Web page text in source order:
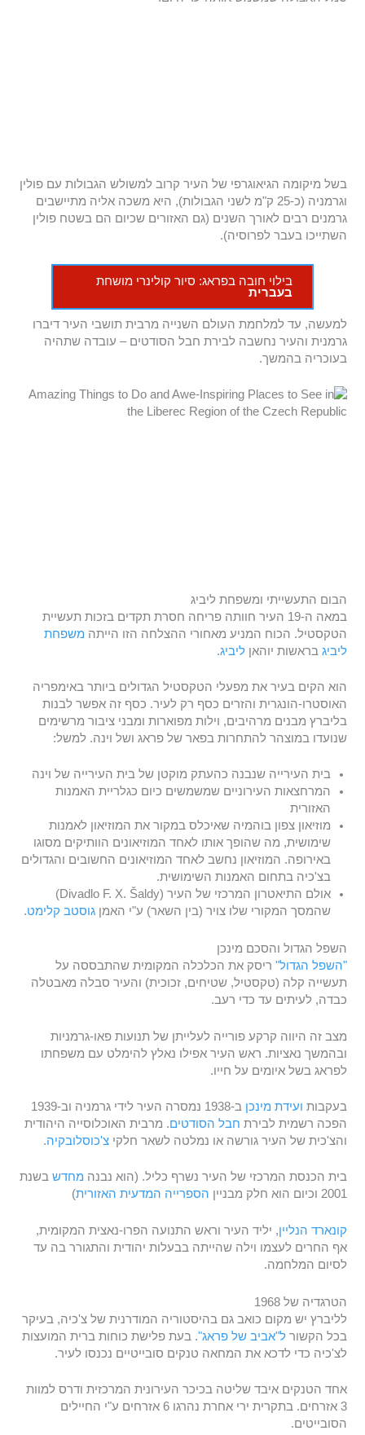
בשל מיקומה הגיאוגרפי של העיר קרוב למשולש הגבולות עם פולין
וגרמניה (כ-25 ק"מ לשני הגבולות), היא משכה אליה מתיישבים
גרמנים רבים לאורך השנים (גם האזורים שכיום הם בשטח פולין
השתייכו בעבר לפרוסיה).
בילוי חובה בפראג: סיור קולינרי מושחת
בעברית
למעשה, עד למלחמת העולם השנייה מרבית תושבי העיר דיברו
גרמנית והעיר נחשבה לבירת חבל הסודטים – עובדה שתהיה
בעוכריה בהמשך.
הבום התעשייתי ומשפחת ליביג
במאה ה-19 העיר חוותה פריחה חסרת תקדים בזכות תעשיית
הטקסטיל. הכוח המניע מאחורי ההצלחה הזו הייתה משפחת
ליביג בראשות יוהאןליביג.
הוא הקים בעיר את מפעלי הטקסטיל הגדולים ביותר באימפריה
האוסטרו-הונגרית והזרים כסף רק לעיר. כסף זה אפשר לבנות
בליברץ מבנים מרהיבים, וילות מפוארות ומבני ציבור מרשימים
שנועדו במוצהר להתחרות בפאר של פראג ושל וינה. למשל:
בית העירייה שנבנה כהעתק מוקטן של בית העירייה של וינה
המרחצאות העירוניים שמשמשים כיום כגלריית האמנות
האזורית
מוזיאון צפון בוהמיה שאיכלס במקור את המוזיאון לאמנות
שימושית, מה שהופך אותו לאחד המוזיאונים הוותיקים מסוגו
באירופה. המוזיאון נחשב לאחד המוזיאונים החשובים והגדולים
בצ'כיה בתחום האמנות השימושית.
אולם התיאטרון המרכזי של העיר (Divadlo F. X. Šaldy)
שהמסך המקורי שלו צויר (בין השאר) ע"י האמןגוסטב קלימט.
השפל הגדול והסכם מינכן
"השפל הגדול" ריסק את הכלכלה המקומית שהתבססה על
תעשייה קלה (טקסטיל, שטיחים, זכוכית) והעיר סבלה מאבטלה
כבדה, לעיתים עד כדי רעב.
מצב זה היווה קרקע פורייה לעלייתן של תנועות פאו-גרמניות
ובהמשך נאציות. ראש העיר אפילו נאלץ להימלט עם משפחתו
לפראג בשל איומים על חייו.
בעקבות ועידת מינכן
ב-1938 נמסרה העיר לידי גרמניה וב-1939
הפכה רשמית לבירת חבל הסודטים. מרבית האוכלוסייה היהודית
והצ'כית של העיר גורשה או נמלטה לשאר חלקיצ'כוסלובקיה.
בית הכנסת המרכזי של העיר נשרף כליל. (הוא נבנה מחדש בשנת
2001 וכיום הוא חלק מבניין
הספרייה המדעית האזורית)
קונארד הנליין, יליד העיר וראש התנועה הפרו-נאצית המקומית,
אף החרים לעצמו וילה שהייתה בבעלות יהודית והתגורר בה עד
לסיום המלחמה.
הטרגדיה של 1968
לליברץ יש מקום כואב גם בהיסטוריה המודרנית של צ'כיה, בעיקר
בכל הקשורל"אביב של פראג". בעת פלישת כוחות ברית המועצות
לצ'כיה כדי לדכא את המחאה טנקים סובייטיים נכנסו לעיר.
אחד הטנקים איבד שליטה בכיכר העירונית המרכזית ודרס למוות
3 אזרחים. בתקרית ירי אחרת נהרגו 6 אזרחים ע"י החיילים
הסובייטים.